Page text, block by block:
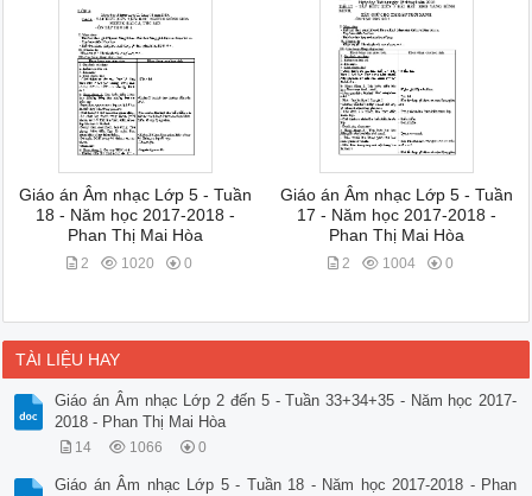
Giáo án Âm nhạc Lớp 5 - Tuần
18 - Năm học 2017-2018 -
Phan Thị Mai Hòa
2 1020 0
Giáo án Âm nhạc Lớp 5 - Tuần
17 - Năm học 2017-2018 -
Phan Thị Mai Hòa
2 1004 0
TÀI LIỆU HAY
Giáo án Âm nhạc Lớp 2 đến 5 - Tuần 33+34+35 - Năm học 2017-
2018 - Phan Thị Mai Hòa
14 1066 0
Giáo án Âm nhạc Lớp 5 - Tuần 18 - Năm học 2017-2018 - Phan